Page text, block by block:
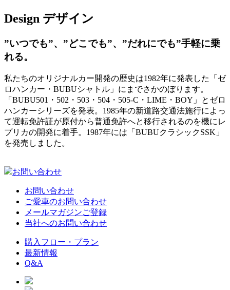
Design デザイン
”いつでも”、”どこでも”、”だれにでも”手軽に乗
れる。
私たちのオリジナルカー開発の歴史は1982年に発表した「ゼ
ロハンカー・BUBUシャトル」にまでさかのぼります。
「BUBU501・502・503・504・505-C・LIME・BOY」とゼロ
ハンカーシリーズを発表。1985年の新道路交通法施行によっ
て運転免許証が原付から普通免許へと移行されるのを機にレ
プリカの開発に着手。1987年には「BUBUクラシックSSK」
を発売しました。
お問い合わせ
お問い合わせ
ご愛車のお問い合わせ
メールマガジンご登録
当社へのお問い合わせ
購入フロー・プラン
最新情報
Q&A